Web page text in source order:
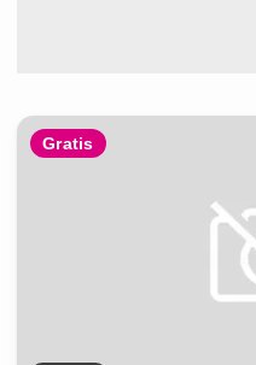
Gratis